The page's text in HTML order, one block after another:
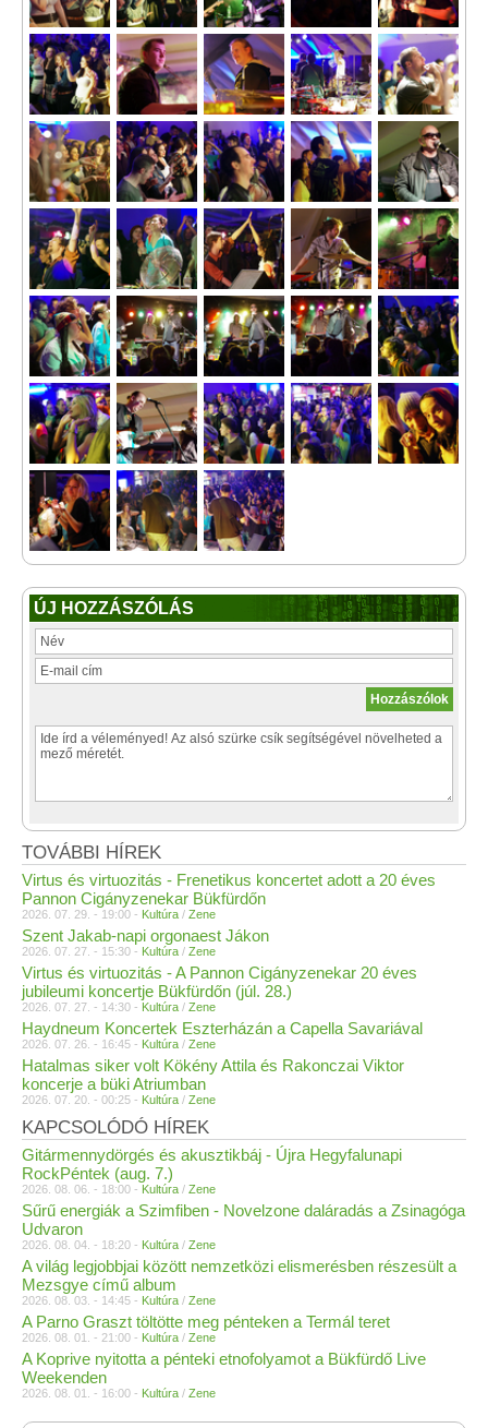
ÚJ HOZZÁSZÓLÁS
TOVÁBBI HÍREK
Virtus és virtuozitás - Frenetikus koncertet adott a 20 éves
Pannon Cigányzenekar Bükfürdőn
2026. 07. 29. - 19:00 - Kultúra / Zene
Szent Jakab-napi orgonaest Jákon
2026. 07. 27. - 15:30 - Kultúra / Zene
Virtus és virtuozitás - A Pannon Cigányzenekar 20 éves
jubileumi koncertje Bükfürdőn (júl. 28.)
2026. 07. 27. - 14:30 - Kultúra / Zene
Haydneum Koncertek Eszterházán a Capella Savariával
2026. 07. 26. - 16:45 - Kultúra / Zene
Hatalmas siker volt Kökény Attila és Rakonczai Viktor
koncerje a büki Atriumban
2026. 07. 20. - 00:25 - Kultúra / Zene
KAPCSOLÓDÓ HÍREK
Gitármennydörgés és akusztikbáj - Újra Hegyfalunapi
RockPéntek (aug. 7.)
2026. 08. 06. - 18:00 - Kultúra / Zene
Sűrű energiák a Szimfiben - Novelzone daláradás a Zsinagóga
Udvaron
2026. 08. 04. - 18:20 - Kultúra / Zene
A világ legjobbjai között nemzetközi elismerésben részesült a
Mezsgye című album
2026. 08. 03. - 14:45 - Kultúra / Zene
A Parno Graszt töltötte meg pénteken a Termál teret
2026. 08. 01. - 21:00 - Kultúra / Zene
A Koprive nyitotta a pénteki etnofolyamot a Bükfürdő Live
Weekenden
2026. 08. 01. - 16:00 - Kultúra / Zene